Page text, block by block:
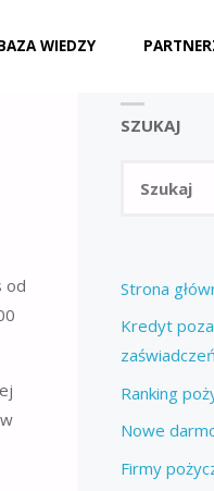
WIEDZY
od
SZUKAJ
Strona
Kredyt
Ranking
Nowe
Firmy